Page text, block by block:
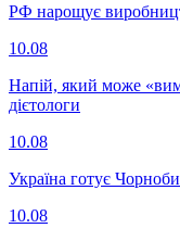
РФ нарощує
10.08
Напій, який може
дієтологи
10.08
Україна готує
10.08